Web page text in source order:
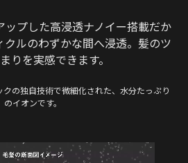
プした高浸透ナノイー搭載だか
クルのわずかな間へ浸透。髪のツ
りを実感できます。
の独自技術で微細化された、水分たっぷり
のイオンです。